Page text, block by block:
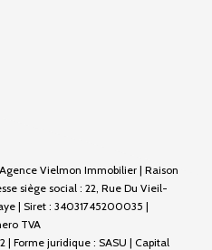
Vielmon Immobilier | Raison
siège social : 22, Rue Du Vieil-
| Siret : 34031745200035 |
TVA
| Forme juridique : SASU | Capital